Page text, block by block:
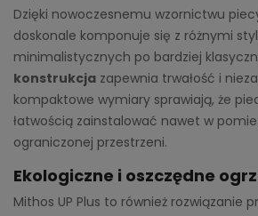
Dzięki nowoczesnemu wzornictwu
doskonale komponuje się z różnymi
minimalistycznych po bardziej
konstrukcja zapewnia trwałość i
kompaktowe wymiary sprawiają, że
łatwością zainstalować nawet w
ograniczonej przestrzeni.
Ekologiczne i oszczędne
Mithos UP Plus to również rozwiązanie